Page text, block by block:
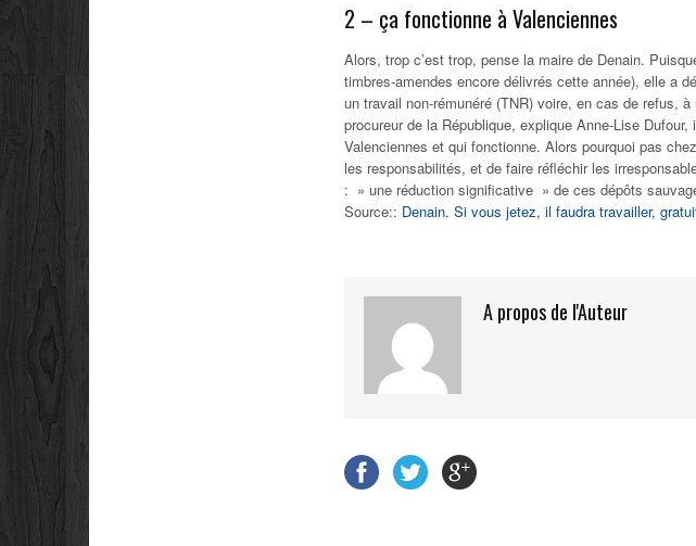
2 – ça fonctionne à Valenciennes
Alors, trop c’est trop, pense la maire de Denain.
timbres-amendes encore délivrés cette année), elle a
un travail non-rémunéré (TNR) voire, en cas de refus,
procureur de la République, explique Anne-Lise Dufour,
Valenciennes et qui fonctionne. Alors pourquoi pas
les responsabilités, et de faire réfléchir les
: » une réduction significative » de ces dépôts
Source:: Denain. Si vous jetez, il faudra travailler,
A propos de l'Auteur